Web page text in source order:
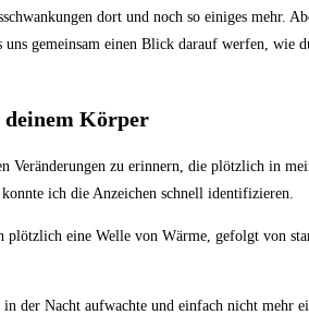
dort⁤ und noch ‌so einiges
gemeinsam einen ​Blick darauf werfen, wie
deinem Körper
Veränderungen zu erinnern, die plötzlich in
ich die Anzeichen schnell identifizieren.
eine Welle ​von‍ Wärme, gefolgt von
Nacht ‌aufwachte⁤ und einfach nicht mehr